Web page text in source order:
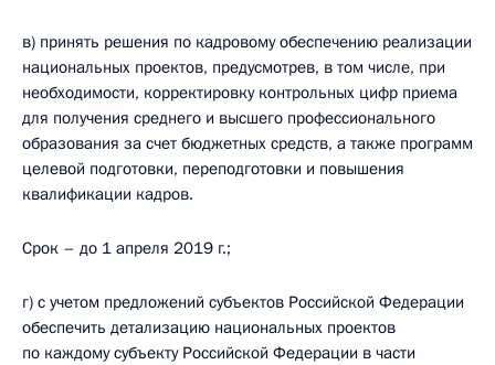
в) принять решения по кадровому обеспечению реализации
национальных проектов, предусмотрев, в том числе, при
необходимости, корректировку контрольных цифр приема
для получения среднего и высшего профессионального
образования за счет бюджетных средств, а также программ
целевой подготовки, переподготовки и повышения
квалификации кадров.
Срок – до 1 апреля 2019 г.;
г) с учетом предложений субъектов Российской Федерации
обеспечить детализацию национальных проектов
по каждому субъекту Российской Федерации в части